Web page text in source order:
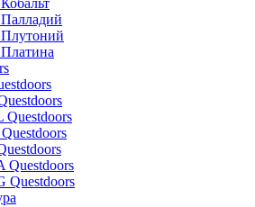
Questdoors
Questdoors